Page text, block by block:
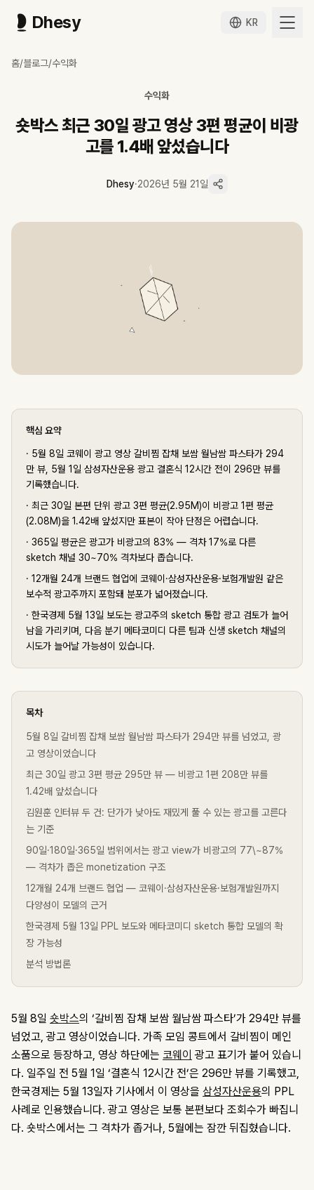
Dhesy KR
코웨이 갈비찜 294만, 삼성자산운용 결혼식 12시간 전 296만 — 숏박
최근 30일 본편 단위 광고 3편 평균(2.95M)이 비광고 1편 평균
365일 평균은 광고가 비광고의 83% — 격차 17%로 다른 sketch 채
12개월 24개 브랜드 협업에 코웨이·삼성자산운용·보험개발원 같은 보
한국경제 5월 13일 보도는 광고주의 sketch 통합 광고 검토가 늘어남
홈/블로그/수익화
수익화
숏박스 최근 30일 광고 영상 3편 평균이 비광
고를 1.4배 앞섰습니다
Dhesy·2026년 5월 21일
핵심 요약
· 5월 8일 코웨이 광고 영상 갈비찜 잡채 보쌈 월남쌈 파스타가 294
만 뷰, 5월 1일 삼성자산운용 광고 결혼식 12시간 전이 296만 뷰를
기록했습니다.
· 최근 30일 본편 단위 광고 3편 평균(2.95M)이 비광고 1편 평균
(2.08M)을 1.42배 앞섰지만 표본이 작아 단정은 어렵습니다.
· 365일 평균은 광고가 비광고의 83% — 격차 17%로 다른
sketch 채널 30~70% 격차보다 좁습니다.
· 12개월 24개 브랜드 협업에 코웨이·삼성자산운용·보험개발원 같은
보수적 광고주까지 포함돼 분포가 넓어졌습니다.
· 한국경제 5월 13일 보도는 광고주의 sketch 통합 광고 검토가 늘어
남을 가리키며, 다음 분기 메타코미디 다른 팀과 신생 sketch 채널의
시도가 늘어날 가능성이 있습니다.
목차
5월 8일 갈비찜 잡채 보쌈 월남쌈 파스타가 294만 뷰를 넘었고, 광
고 영상이었습니다
최근 30일 광고 3편 평균 295만 뷰 — 비광고 1편 208만 뷰를
1.42배 앞섰습니다
김원훈 인터뷰 두 건: 단가가 낮아도 재밌게 풀 수 있는 광고를 고른다
는 기준
90일·180일·365일 범위에서는 광고 view가 비광고의 77\~87%
— 격차가 좁은 monetization 구조
12개월 24개 브랜드 협업 — 코웨이·삼성자산운용·보험개발원까지
다양성이 모델의 근거
한국경제 5월 13일 PPL 보도와 메타코미디 sketch 통합 모델의 확
장 가능성
분석 방법론
5월 8일 숏박스의 ‘갈비찜 잡채 보쌈 월남쌈 파스타’가 294만 뷰를
넘었고, 광고 영상이었습니다. 가족 모임 콩트에서 갈비찜이 메인
소품으로 등장하고, 영상 하단에는 코웨이 광고 표기가 붙어 있습니
다. 일주일 전 5월 1일 ‘결혼식 12시간 전’은 296만 뷰를 기록했고,
한국경제는 5월 13일자 기사에서 이 영상을 삼성자산운용의 PPL
사례로 인용했습니다. 광고 영상은 보통 본편보다 조회수가 빠집니
다. 숏박스에서는 그 격차가 좁거나, 5월에는 잠깐 뒤집혔습니다.